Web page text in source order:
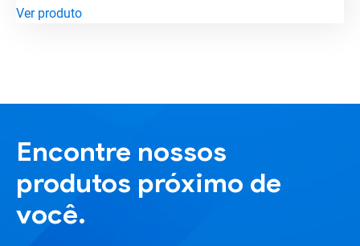
Ver produto
Encontre nossos
produtos próximo de
você.